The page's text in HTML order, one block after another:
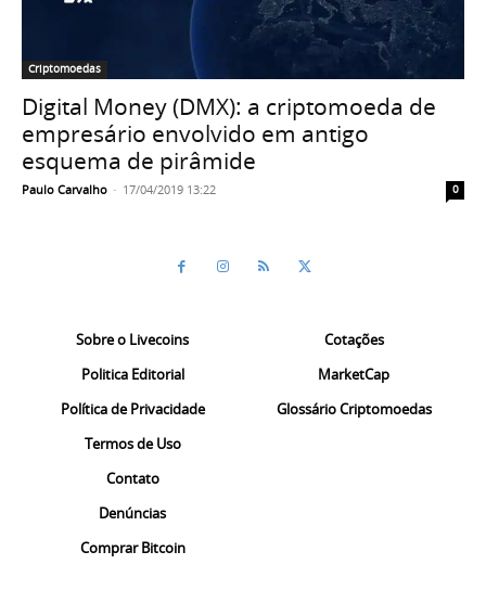
Criptomoedas
Digital Money (DMX): a criptomoeda de
empresário envolvido em antigo
esquema de pirâmide
Paulo Carvalho - 17/04/2019 13:22 0
Sobre o Livecoins
Politica Editorial
Política de Privacidade
Termos de Uso
Contato
Denúncias
Comprar Bitcoin
Cotações
MarketCap
Glossário Criptomoedas